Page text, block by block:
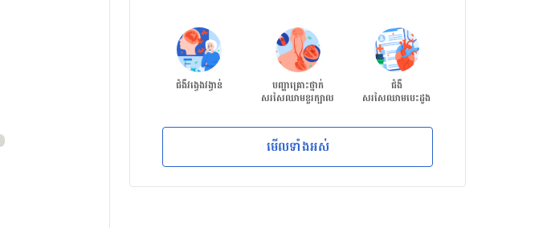
ជំងឺវង្វេងវង្វាន់ បញ្ហាគ្រោះថ្នាក់
សរសៃឈាមខួរក្បាល
ជំងឺ
សរសៃឈាមបេះដូង
មើល​ទាំង​អស់